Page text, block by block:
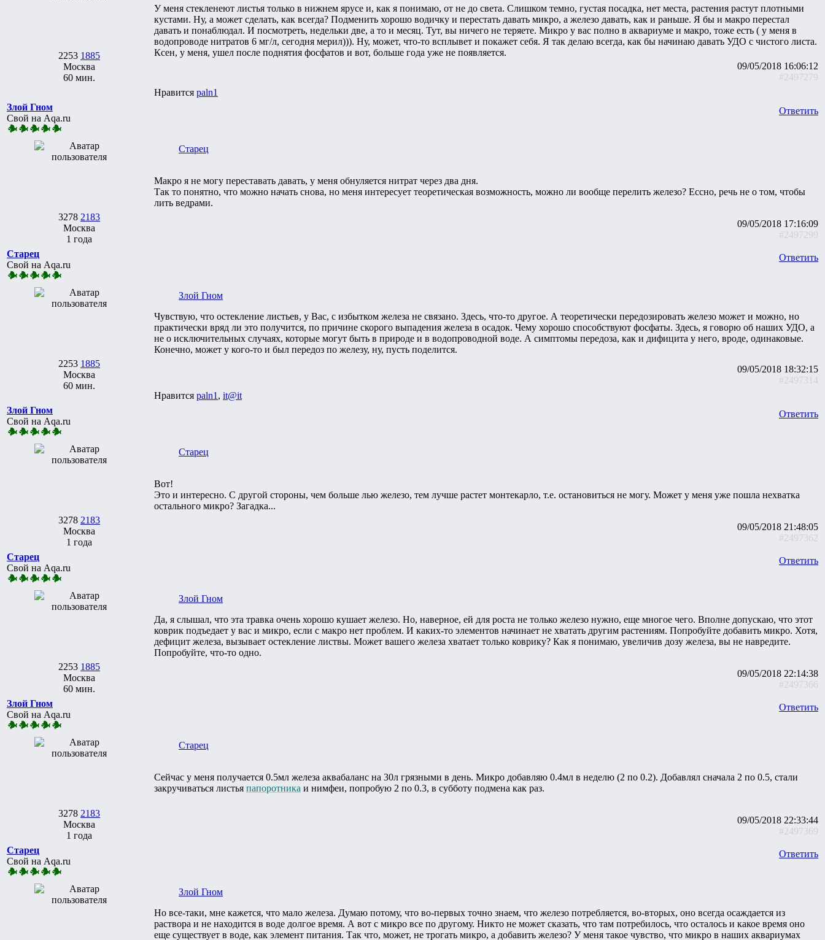
2253 1885
Москва
60 мин.
У меня стекленеют листья только в нижнем ярусе и, как я понимаю, от не до света. Слишком темно, густая посадка, нет места, растения растут плотными
кустами. Ну, а может сделать, как всегда? Подменить хорошо водичку и перестать давать микро, а железо давать, как и раньше. Я бы и макро перестал
давать и понаблюдал. И посмотреть, недельки две, а то и месяц. Тут, вы ничего не теряете. Микро у вас полно в аквариуме и макро, тоже есть ( у меня в
водопроводе нитратов 6 мг/л, сегодня мерил))). Ну, может, что-то всплывет и покажет себя. Я так делаю всегда, как бы начинаю давать УДО с чистого листа.
Ксен, у меня, ушел после поднятия фосфатов и вот, больше года уже не появляется.
09/05/2018 16:06:12
#2497279
Нравится paln1
Злой Гном
Свой на Aqa.ru
3278 2183
Москва
1 года
Ответить
Старец
Макро я не могу переставать давать, у меня обнуляется нитрат через два дня.
Так то понятно, что можно начать снова, но меня интересует теоретическая возможность, можно ли вообще перелить железо? Ессно, речь не о том, чтобы
лить ведрами.
09/05/2018 17:16:09
#2497299
Старец
Свой на Aqa.ru
2253 1885
Москва
60 мин.
Ответить
Злой Гном
Чувствую, что остекление листьев, у Вас, с избытком железа не связано. Здесь, что-то другое. А теоретически передозировать железо может и можно, но
практически вряд ли это получится, по причине скорого выпадения железа в осадок. Чему хорошо способствуют фосфаты. Здесь, я говорю об наших УДО, а
не о исключительных случаях, которые могут быть в природе и в водопроводной воде. А симптомы передоза, как и дифицита у него, вроде, одинаковые.
Конечно, может у кого-то и был передоз по железу, ну, пусть поделится.
09/05/2018 18:32:15
#2497314
Нравится paln1 , it@it
Злой Гном
Свой на Aqa.ru
3278 2183
Москва
1 года
Ответить
Старец
Вот!
Это и интересно. С другой стороны, чем больше лью железо, тем лучше растет монтекарло, т.е. остановиться не могу. Может у меня уже пошла нехватка
остального микро? Загадка...
09/05/2018 21:48:05
#2497362
Старец
Свой на Aqa.ru
2253 1885
Москва
60 мин.
Ответить
Злой Гном
Да, я слышал, что эта травка очень хорошо кушает железо. Но, наверное, ей для роста не только железо нужно, еще многое чего. Вполне допускаю, что этот
коврик подъедает у вас и микро, если с макро нет проблем. И каких-то элементов начинает не хватать другим растениям. Попробуйте добавить микро. Хотя,
дефицит железа, вызывает остекление листвы. Может вашего железа хватает только коврику? Как я понимаю, увеличив дозу железа, вы не навредите.
Попробуйте, что-то одно.
09/05/2018 22:14:38
#2497366
Злой Гном
Свой на Aqa.ru
3278 2183
Москва
1 года
Ответить
Старец
Сейчас у меня получается 0.5мл железа аквабаланс на 30л грязными в день. Микро добавляю 0.4мл в неделю (2 по 0.2). Добавлял сначала 2 по 0.5, стали
закручиваться листья папоротника и нимфеи, попробую 2 по 0.3, в субботу подмена как раз.
09/05/2018 22:33:44
#2497369
Старец
Свой на Aqa.ru
Ответить
Злой Гном
Но все-таки, мне кажется, что мало железа. Думаю потому, что во-первых точно знаем, что железо потребляется, во-вторых, оно всегда осаждается из
раствора и не находится в воде долгое время. А вот с микро все по другому. Никто не может сказать, что там потребилось, что осталось и какое время оно
еще существует в воде, как элемент питания. Так что, может, не трогать микро, а добавить железо? У меня такое чувство, что микро в наших аквариумах